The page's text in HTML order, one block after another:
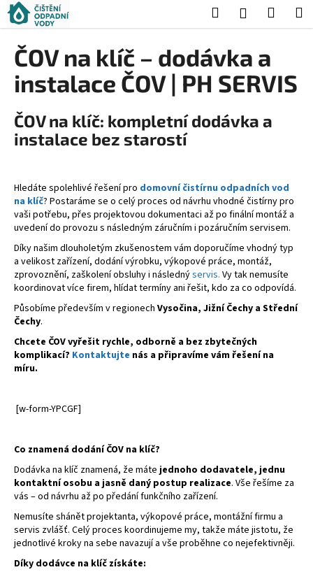
Přejít
obsah
HledatPřihlášení
ČOV na klíč – dodávka a
instalace ČOV | PH SERVIS
ČOV na klíč: kompletní dodávka a
instalace bez starostí
Hledáte spolehlivé řešení pro domovní čistírnu odpadních vod
na klíč? Postaráme se o celý proces od návrhu vhodné čistírny pro
vaši potřebu, přes projektovou dokumentaci až po finální montáž a
uvedení do provozu s následným záručním i pozáručním servisem.
Díky našim dlouholetým zkušenostem vám doporučíme vhodný typ
a velikost zařízení, dodání výrobku, výkopové práce, montáž,
zprovoznění, zaškolení obsluhy i následnýservis. Vy tak nemusíte
koordinovat více firem, hlídat termíny ani řešit, kdo za co odpovídá.
Působíme především v regionech Vysočina, Jižní Čechy a Střední
Čechy.
Chcete ČOV vyřešit rychle, odborně a bez zbytečných
komplikací? Kontaktujte nás a připravíme vám řešení na
míru.
[w-form-YPCGF]
Co znamená dodání ČOV na klíč?
Dodávka na klíč znamená, že mátejednoho dodavatele, jednu
kontaktní osobu a jasně daný postup realizace. Vše řešíme za
vás – od návrhu až po předání funkčního zařízení.
Nemusíte shánět projektanta, výkopové práce, montážní firmu a
servis zvlášť. Celý proces koordinujeme my, takže máte jistotu, že
jednotlivé kroky na sebe navazují a vše proběhne co nejefektivněji.
Díky dodávce na klíč získáte:
K
o
C
o
p
o
t
e
b
u
j
e
t
e
n
a
j
í
?
HLEDAT
D
o
p